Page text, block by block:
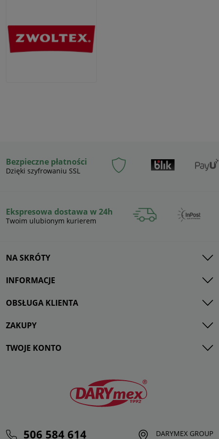
Bezpieczne płatności
Dzięki szyfrowaniu SSL
Ekspresowa dostawa w 24h
Twoim ulubionym kurierem
NA SKRÓTY
INFORMACJE
OBSŁUGA KLIENTA
ZAKUPY
TWOJE KONTO
506 584 614 DARYMEX GROUP